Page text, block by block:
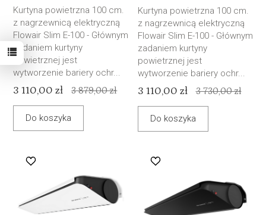
Kurtyna powietrzna 100 cm.
z nagrzewnicą elektryczną
Flowair Slim E-100 - Głównym
zadaniem kurtyny
powietrznej jest
wytworzenie bariery ochr...
3 110,00 zł 3 879,00 zł
Do koszyka
Kurtyna powietrzna 100 cm.
z nagrzewnicą elektryczną
Flowair Slim E-100 - Głównym
zadaniem kurtyny
powietrznej jest
wytworzenie bariery ochr...
3 110,00 zł 3 730,00 zł
Do koszyka